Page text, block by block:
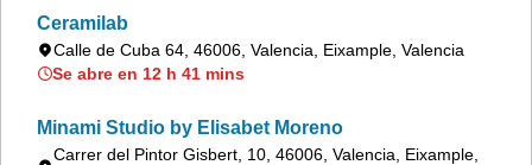
Ceramilab
Calle de Cuba 64, 46006, Valencia, Eixample, Valencia
Se abre en 12 h 41 mins
Minami Studio by Elisabet Moreno
Carrer del Pintor Gisbert, 10, 46006, Valencia, Eixample,